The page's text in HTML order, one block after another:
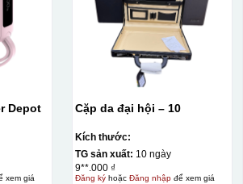
Depot
xem giá
Cặp da đại hội – 10
Kích thước:
TG sản xuất: 10 ngày
9**.000 ₫
Đăng kýhoặc Đăng nhậpđể xem giá